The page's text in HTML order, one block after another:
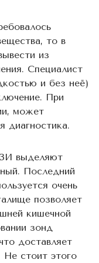
то в
из
Специалист
и без неё)
При
может
диагностика.
выделяют
Последний
очень
позволяет
кишечной
зонд
доставляет
Не стоит этого